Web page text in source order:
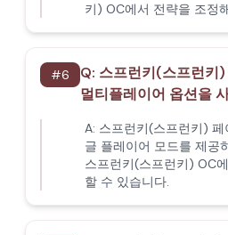
키) OC에서 전략을 조정
#6 Q: 스프런키(스프런키
멀티플레이어 옵션을
A: 스프런키(스프런키)
글 플레이어 모드를 제공
스프런키(스프런키) OC
할 수 있습니다.